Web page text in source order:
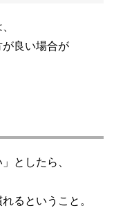
良い場合が
としたら、
るということ。